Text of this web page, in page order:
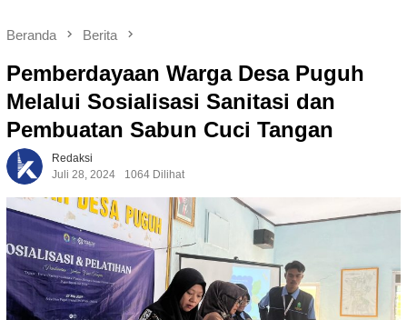
Beranda Berita
Pemberdayaan Warga Desa Puguh
Melalui Sosialisasi Sanitasi dan
Pembuatan Sabun Cuci Tangan
Redaksi
Juli 28, 2024
1064 Dilihat